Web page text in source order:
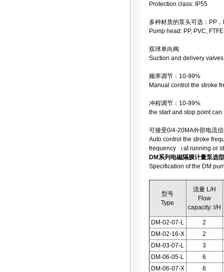
Protection class: IP55
多种材质的泵头可选：PP
Pump head: PP, PVC,
双球单向阀
Suction and delivery
频率调节：10-99%
Manual control the stroke
冲程调节：10-99%
the start and stop point
可接受0/4-20MA外部电流
Auto control the stroke
frequency （at running or
DM系列电磁隔膜计量泵选
Specification of the DM
型号
Type
流量 L/H
Flow
capacity: l/H
DM-02-07-L
2
DM-02-16-X
2
DM-03-07-L
3
DM-06-05-L
6
DM-06-07-X
6